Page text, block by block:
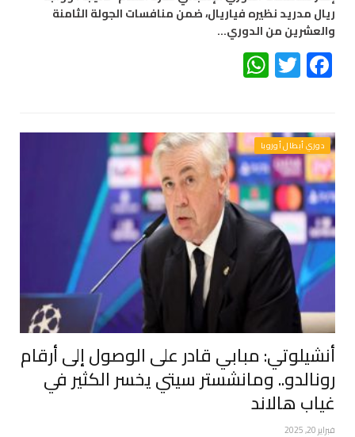
ريال مدريد نظيره فياريال، ضمن منافسات الجولة الثامنة
والعشرين من الدوري…
Facebook
Twitter
دوري أبطال أوروبا
أنشيلوتي: مبابي قادر على الوصول إلى أرقام
رونالدو.. ومانشستر سيتي يخسر الكثير في
غياب هالاند
فبراير 20, 2025